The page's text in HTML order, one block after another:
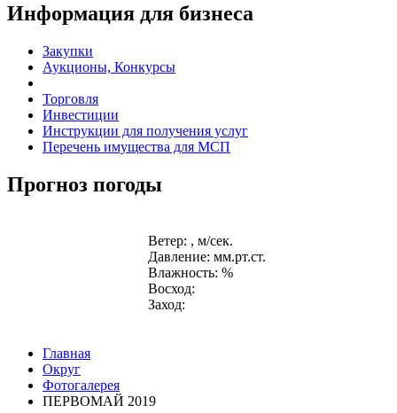
Информация для бизнеса
Закупки
Аукционы, Конкурсы
Торговля
Инвестиции
Инструкции для получения услуг
Перечень имущества для МСП
Прогноз погоды
Ветер: , м/сек.
Давление: мм.рт.ст.
Влажность: %
Восход:
Заход:
Главная
Округ
Фотогалерея
ПЕРВОМАЙ 2019